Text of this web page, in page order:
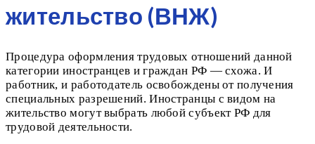
жительство (ВНЖ)
Процедура оформления трудовых отношений данной
категории иностранцев и граждан РФ — схожа. И
работник, и работодатель освобождены от получения
специальных разрешений. Иностранцы с видом на
жительство могут выбрать любой субъект РФ для
трудовой деятельности.